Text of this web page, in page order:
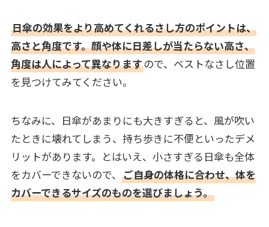
日傘の効果をより高めてくれるさし方のポイントは、
高さと角度です。顔や体に日差しが当たらない高さ、
角度は人によって異なりますので、ベストなさし位置
を見つけてみてください。
ちなみに、日傘があまりにも大きすぎると、風が吹い
たときに壊れてしまう、持ち歩きに不便といったデメ
リットがあります。とはいえ、小さすぎる日傘も全体
をカバーできないので、 ご自身の体格に合わせ、体を
カバーできるサイズのものを選びましょう。